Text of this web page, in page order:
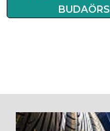
BUDAÖRS